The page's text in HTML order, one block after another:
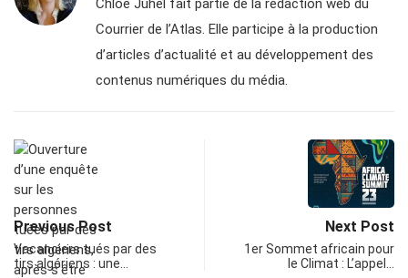
Chloé Juhel fait partie de la rédaction web du
Courrier de l’Atlas. Elle participe à la production
d’articles d’actualité et au développement des
contenus numériques du média.
Previous Post
Vacanciers tués par des
tirs algériens : une…
Next Post
1er Sommet africain pour
le Climat : L’appel…